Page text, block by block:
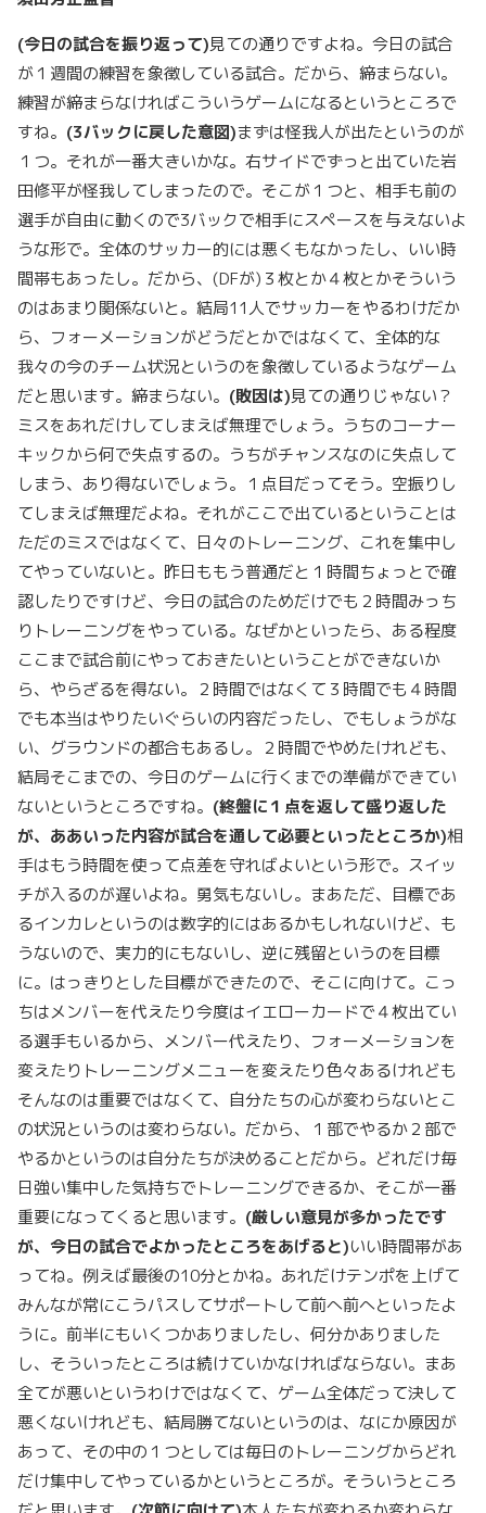
(今日の試合を振り返って)見ての通りですよね。今日の試合
が１週間の練習を象徴している試合。だから、締まらない。
練習が締まらなければこういうゲームになるというところで
すね。 (3バックに戻した意図)まずは怪我人が出たというのが
１つ。それが一番大きいかな。右サイドでずっと出ていた岩
田修平が怪我してしまったので。そこが１つと、相手も前の
選手が自由に動くので3バックで相手にスペースを与えないよ
うな形で。全体のサッカー的には悪くもなかったし、いい時
間帯もあったし。だから、(DFが)３枚とか４枚とかそういう
のはあまり関係ないと。結局11人でサッカーをやるわけだか
ら、フォーメーションがどうだとかではなくて、全体的な
我々の今のチーム状況というのを象徴しているようなゲーム
だと思います。締まらない。 (敗因は)見ての通りじゃない？
ミスをあれだけしてしまえば無理でしょう。うちのコーナー
キックから何で失点するの。うちがチャンスなのに失点して
しまう、あり得ないでしょう。１点目だってそう。空振りし
てしまえば無理だよね。それがここで出ているということは
ただのミスではなくて、日々のトレーニング、これを集中し
てやっていないと。昨日ももう普通だと１時間ちょっとで確
認したりですけど、今日の試合のためだけでも２時間みっち
りトレーニングをやっている。なぜかといったら、ある程度
ここまで試合前にやっておきたいということができないか
ら、やらざるを得ない。２時間ではなくて３時間でも４時間
でも本当はやりたいぐらいの内容だったし、でもしょうがな
い、グラウンドの都合もあるし。２時間でやめたけれども、
結局そこまでの、今日のゲームに行くまでの準備ができてい
ないというところですね。 (終盤に１点を返して盛り返した
が、ああいった内容が試合を通して必要といったところか)相
手はもう時間を使って点差を守ればよいという形で。スイッ
チが入るのが遅いよね。勇気もないし。まあただ、目標であ
るインカレというのは数字的にはあるかもしれないけど、も
うないので、実力的にもないし、逆に残留というのを目標
に。はっきりとした目標ができたので、そこに向けて。こっ
ちはメンバーを代えたり今度はイエローカードで４枚出てい
る選手もいるから、メンバー代えたり、フォーメーションを
変えたりトレーニングメニューを変えたり色々あるけれども
そんなのは重要ではなくて、自分たちの心が変わらないとこ
の状況というのは変わらない。だから、１部でやるか２部で
やるかというのは自分たちが決めることだから。どれだけ毎
日強い集中した気持ちでトレーニングできるか、そこが一番
重要になってくると思います。 (厳しい意見が多かったです
が、今日の試合でよかったところをあげると)いい時間帯があ
ってね。例えば最後の10分とかね。あれだけテンポを上げて
みんなが常にこうパスしてサポートして前へ前へといったよ
うに。前半にもいくつかありましたし、何分かありました
し、そういったところは続けていかなければならない。まあ
全てが悪いというわけではなくて、ゲーム全体だって決して
悪くないけれども、結局勝てないというのは、なにか原因が
あって、その中の１つとしては毎日のトレーニングからどれ
だけ集中してやっているかというところが。そういうところ